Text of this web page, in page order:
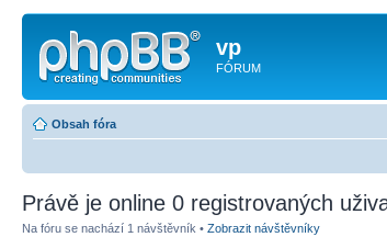
vp
FÓRUM
Obsah fóra
Právě je online 0 registrovaných
Na fóru se nachází 1 návštěvník • Zobrazit návštěvníky